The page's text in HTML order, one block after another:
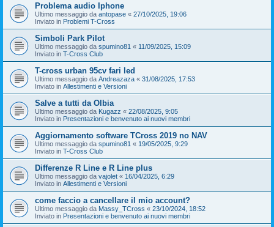
Problema audio Iphone
Ultimo messaggio da antopase « 27/10/2025, 19:06
Inviato in Problemi T-Cross
Simboli Park Pilot
Ultimo messaggio da spumino81 « 11/09/2025, 15:09
Inviato in T-Cross Club
T-cross urban 95cv fari led
Ultimo messaggio da Andreazaza « 31/08/2025, 17:53
Inviato in Allestimenti e Versioni
Salve a tutti da Olbia
Ultimo messaggio da Kugazz « 22/08/2025, 9:05
Inviato in Presentazioni e benvenuto ai nuovi membri
Aggiornamento software TCross 2019 no NAV
Ultimo messaggio da spumino81 « 19/05/2025, 9:29
Inviato in T-Cross Club
Differenze R Line e R Line plus
Ultimo messaggio da vajolet « 16/04/2025, 6:29
Inviato in Allestimenti e Versioni
come faccio a cancellare il mio account?
Ultimo messaggio da Massy_TCross « 23/10/2024, 18:52
Inviato in Presentazioni e benvenuto ai nuovi membri